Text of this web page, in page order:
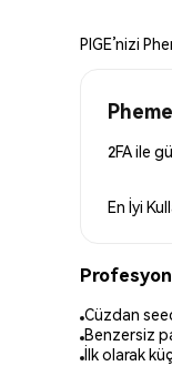
PIGE’nizi
2FA ile
En İyi
Cüzdan
Benzersiz
İlk olarak